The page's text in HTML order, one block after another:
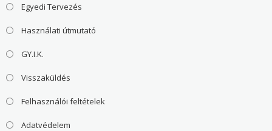
Egyedi Tervezés
Használati útmutató
GY.I.K.
Visszaküldés
Felhasználói feltételek
Adatvédelem